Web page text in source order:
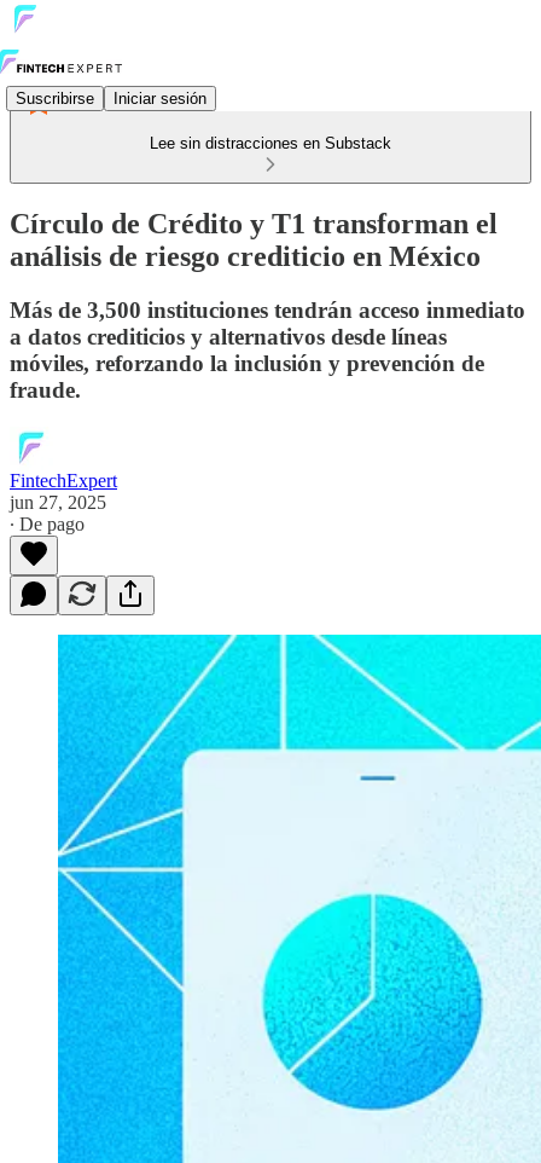
Suscribirse Iniciar sesión
Lee sin distracciones en Substack
Círculo de Crédito y T1 transforman el
análisis de riesgo crediticio en México
Más de 3,500 instituciones tendrán acceso inmediato
a datos crediticios y alternativos desde líneas
móviles, reforzando la inclusión y prevención de
fraude.
FintechExpert
jun 27, 2025
∙ De pago